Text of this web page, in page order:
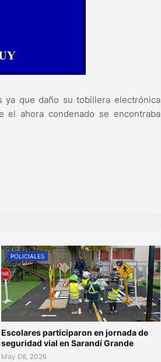
que daño su tobillera electrónica
el ahora condenado se encontraba
POLICIALES
Escolares participaron en jornada de
seguridad vial en Sarandí Grande
May 06, 2026